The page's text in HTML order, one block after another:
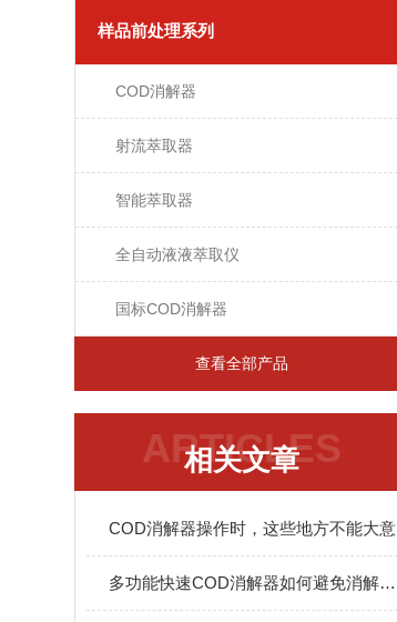
样品前处理系列
COD消解器
射流萃取器
智能萃取器
全自动液液萃取仪
国标COD消解器
查看全部产品
ARTICLES
相关文章
COD消解器操作时，这些地方不能大意
多功能快速COD消解器如何避免消解器炸裂？